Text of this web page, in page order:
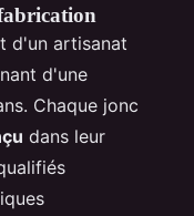
d'un artisanat
d'une
Chaque jonc
dans leur